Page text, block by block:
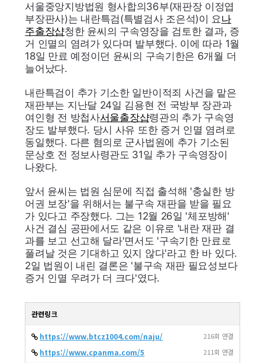
서울중앙지방법원 형사합의36부(재판장 이정엽
부장판사)는 내란특검(특별검사 조은석)이 요나
주출장샵청한 윤씨의 구속영장을 검토한 결과, 증
거 인멸의 염려가 있다며 발부했다. 이에 따라 1월
18일 만료 예정이던 윤씨의 구속기한은 6개월 더
늘어났다.
내란특검이 추가 기소한 일반이적죄 사건을 맡은
재판부는 지난달 24일 김용현 전 국방부 장관과
여인형 전 방첩사서울출장샵령관의 추가 구속영
장도 발부했다. 당시 사유 또한 증거 인멸 염려로
동일했다. 다른 혐의로 군사법원에 추가 기소된
문상호 전 정보사령관도 31일 추가 구속영장이
나왔다.
앞서 윤씨는 법원 심문에 직접 출석해 '충실한 방
어권 보장'을 위해서는 불구속 재판을 받을 필요
가 있다고 주장했다. 그는 12월 26일 '체포방해'
사건 결심 공판에서도 같은 이유로 '내란 재판 결
과를 보고 선고해 달라'면서도 '구속기한 만료로
풀려날 것은 기대하고 있지 않다'라고 한 바 있다.
2일 법원이 내린 결론은 '불구속 재판 필요성보다
증거 인멸 우려가 더 크다'였다.
관련링크
https://www.btcz1004.com/naju/ 216회 연결
https://www.cpanma.com/5 211회 연결